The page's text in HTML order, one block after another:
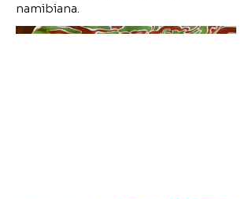
namibiana.